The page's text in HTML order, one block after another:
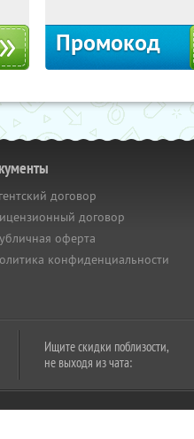
Промокод
договор
договор
оферта
конфиденциальности
Ищите скидки поблизости,
не выходя из чата: